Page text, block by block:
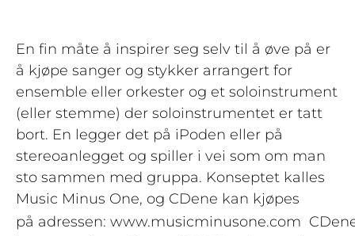
En fin måte å inspirer seg selv til å øve på er
å kjøpe sanger og stykker arrangert for
ensemble eller orkester og et soloinstrument
(eller stemme) der soloinstrumentet er tatt
bort. En legger det på iPoden eller på
stereoanlegget og spiller i vei som om man
sto sammen med gruppa. Konseptet kalles
Music Minus One, og CDene kan kjøpes
på adressen: www.musicminusone.com